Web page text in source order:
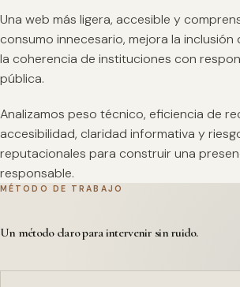
Una web más ligera, accesible y
consumo innecesario, mejora la inclusión
la coherencia de instituciones con
pública.
Analizamos peso técnico, eficiencia de
accesibilidad, claridad informativa y
reputacionales para construir una
responsable.
MÉTODO DE TRABAJO
Un método claro para intervenir sin ruido.